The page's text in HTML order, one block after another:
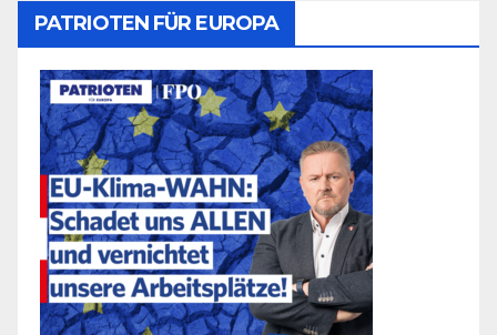
PATRIOTEN FÜR EUROPA